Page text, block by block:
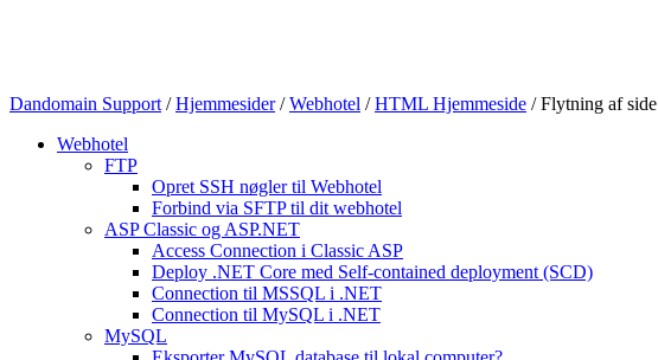
Dandomain Support/Hjemmesider/Webhotel /HTML Hjemmeside /Flytning af side
Webhotel
FTP
Opret SSH nøgler til Webhotel
Forbind via SFTP til dit webhotel
ASP Classic og ASP.NET
Access Connection i Classic ASP
Deploy .NET Core med Self-contained deployment (SCD)
Connection til MSSQL i .NET
Connection til MySQL i .NET
MySQL